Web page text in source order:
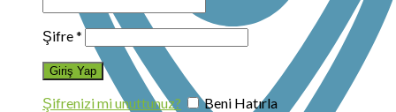
Şifre*
Şifrenizi mi unuttunuz?
Beni Hatırla